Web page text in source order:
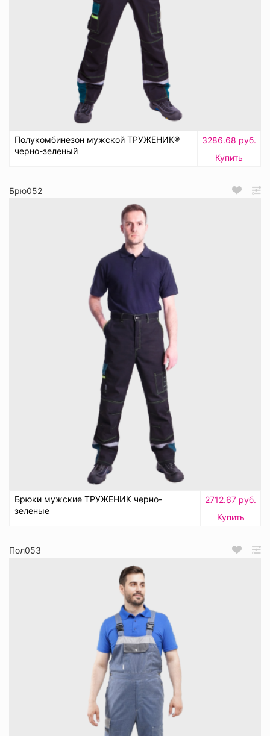
Полукомбинезон мужской ТРУЖЕНИК®
черно-зеленый
3286.68 руб.
Купить
Брю052
Брюки мужские ТРУЖЕНИК черно-
зеленые
2712.67 руб.
Купить
Пол053